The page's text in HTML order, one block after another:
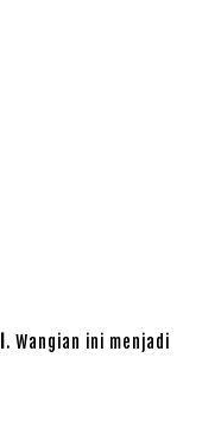
. Wangian ini menjadi